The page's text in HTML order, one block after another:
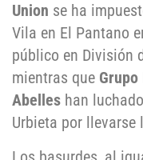
Union se ha
Vila en El Pantano
público en División
mientras que
Abelles han
Urbieta por llevarse